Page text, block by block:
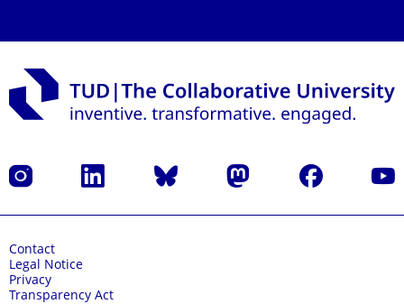
Instagram LinkedIn Bluesky Mastodon Facebook
Contact
Legal Notice
Privacy
Transparency Act